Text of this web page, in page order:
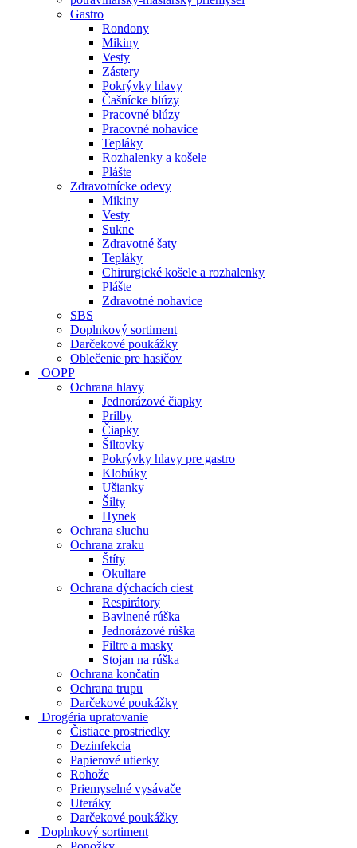
Gastro
Rondony
Mikiny
Vesty
Zástery
Pokrývky hlavy
Čašnícke blúzy
Pracovné blúzy
Pracovné nohavice
Tepláky
Rozhalenky a košele
Plášte
Zdravotnícke odevy
Mikiny
Vesty
Sukne
Zdravotné šaty
Tepláky
Chirurgické košele a rozhalenky
Plášte
Zdravotné nohavice
SBS
Doplnkový sortiment
Darčekové poukážky
Oblečenie pre hasičov
OOPP
Ochrana hlavy
Jednorázové čiapky
Prilby
Čiapky
Šiltovky
Pokrývky hlavy pre gastro
Klobúky
Ušianky
Šilty
Hynek
Ochrana sluchu
Ochrana zraku
Štíty
Okuliare
Ochrana dýchacích ciest
Respirátory
Bavlnené rúška
Jednorázové rúška
Filtre a masky
Stojan na rúška
Ochrana končatín
Ochrana trupu
Darčekové poukážky
Drogéria upratovanie
Čistiace prostriedky
Dezinfekcia
Papierové utierky
Rohože
Priemyselné vysávače
Uteráky
Darčekové poukážky
Doplnkový sortiment